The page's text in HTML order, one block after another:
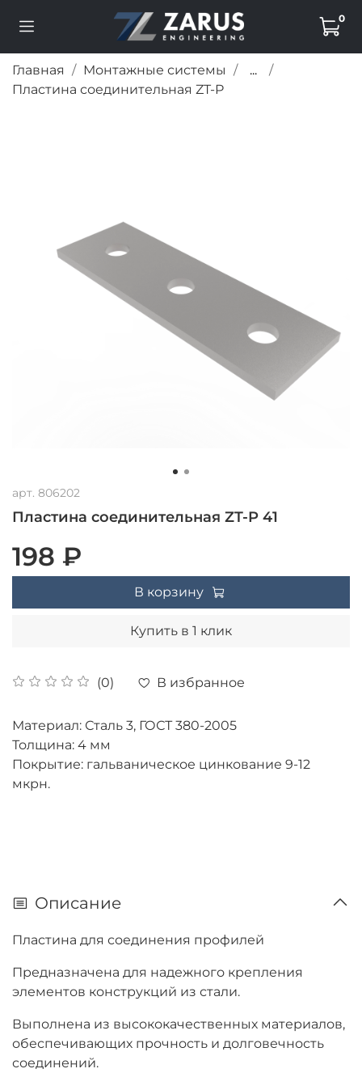
0
Главная Монтажные системы
...
Пластина соединительная ZT-P
арт. 806202
Пластина соединительная ZT-P 41
(0) В избранное
198 ₽
В корзину
Купить в 1 клик
Материал: Сталь 3, ГОСТ 380-2005
Толщина: 4 мм
Покрытие: гальваническое цинкование 9-12
мкрн.
Описание
Пластина для соединения профилей
Предназначена для надежного крепления
элементов конструкций из стали.
Выполнена из высококачественных материалов,
обеспечивающих прочность и долговечность
соединений.